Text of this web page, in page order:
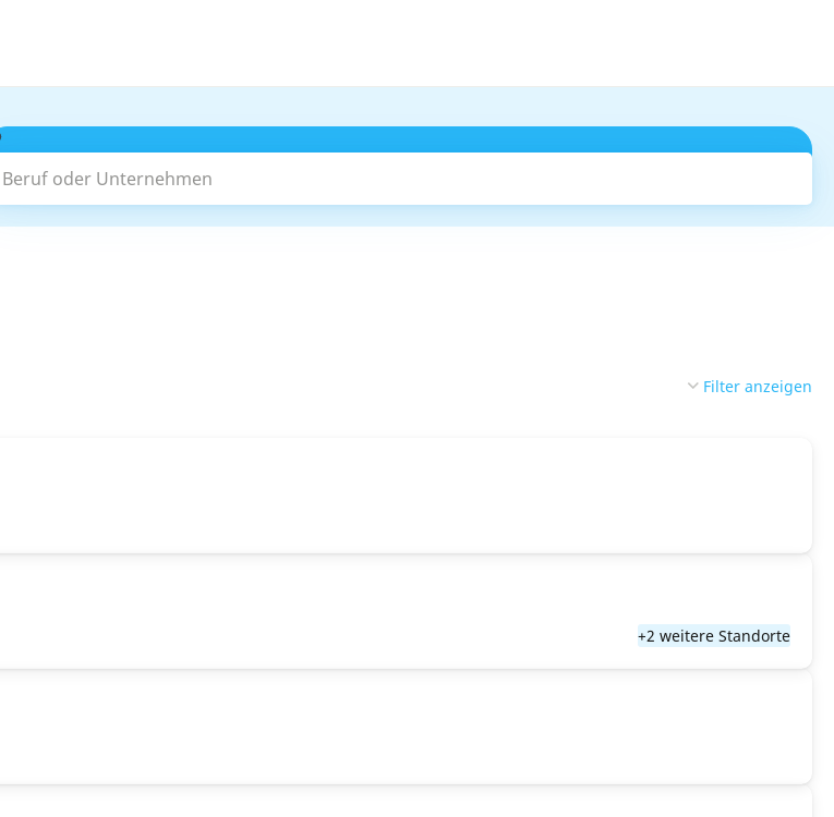
Beruf oder Unternehmen
Filter anzeigen
+2 weitere Standorte